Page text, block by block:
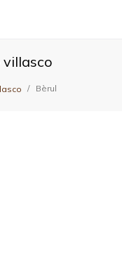
Bèrul